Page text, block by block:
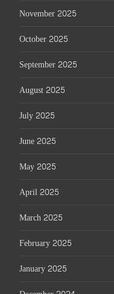
November 2025
October 2025
September 2025
August 2025
July 2025
June 2025
May 2025
April 2025
March 2025
February 2025
January 2025